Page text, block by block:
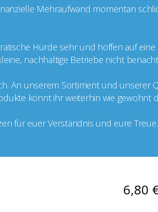
Mehraufwand momentan
Hürde sehr und hoffen auf
nachhaltige Betriebe nicht
An unserem Sortiment und unserer
könnt ihr weiterhin wie gewohnt
für euer Verständnis und eure
6,80